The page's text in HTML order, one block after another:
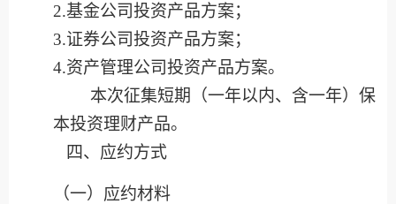
2.基金公司投资产品方案；
3.证券公司投资产品方案；
4.资产管理公司投资产品方案。
本次征集短期（一年以内、含一年）保
本投资理财产品。
四、 应约方式
（一） 应约材料